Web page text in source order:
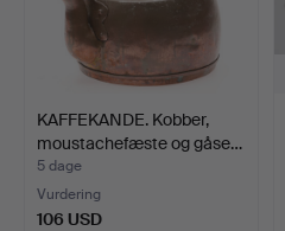
KAFFEKANDE. Kobber,
moustachefæste og gåse…
5 dage
Vurdering
106 USD